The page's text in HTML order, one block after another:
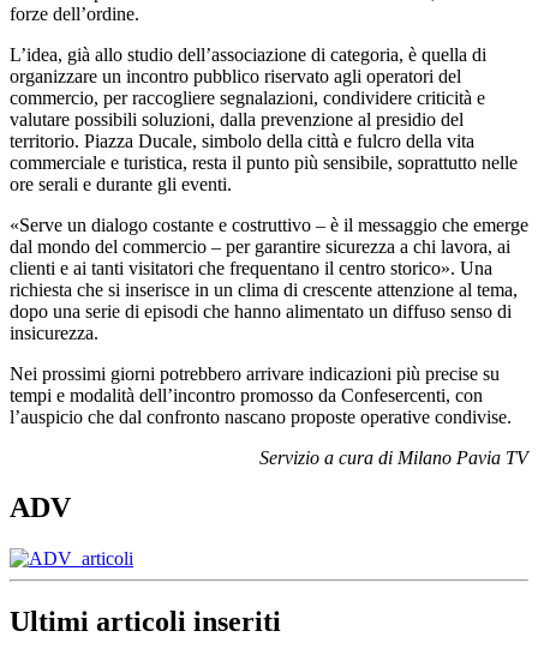
forze dell’ordine.
L’idea, già allo studio dell’associazione di categoria, è quella di
organizzare un incontro pubblico riservato agli operatori del
commercio, per raccogliere segnalazioni, condividere criticità e
valutare possibili soluzioni, dalla prevenzione al presidio del
territorio. Piazza Ducale, simbolo della città e fulcro della vita
commerciale e turistica, resta il punto più sensibile, soprattutto nelle
ore serali e durante gli eventi.
«Serve un dialogo costante e costruttivo – è il messaggio che emerge
dal mondo del commercio – per garantire sicurezza a chi lavora, ai
clienti e ai tanti visitatori che frequentano il centro storico». Una
richiesta che si inserisce in un clima di crescente attenzione al tema,
dopo una serie di episodi che hanno alimentato un diffuso senso di
insicurezza.
Nei prossimi giorni potrebbero arrivare indicazioni più precise su
tempi e modalità dell’incontro promosso da Confesercenti, con
l’auspicio che dal confronto nascano proposte operative condivise.
Servizio a cura di Milano Pavia TV
ADV
Ultimi articoli inseriti